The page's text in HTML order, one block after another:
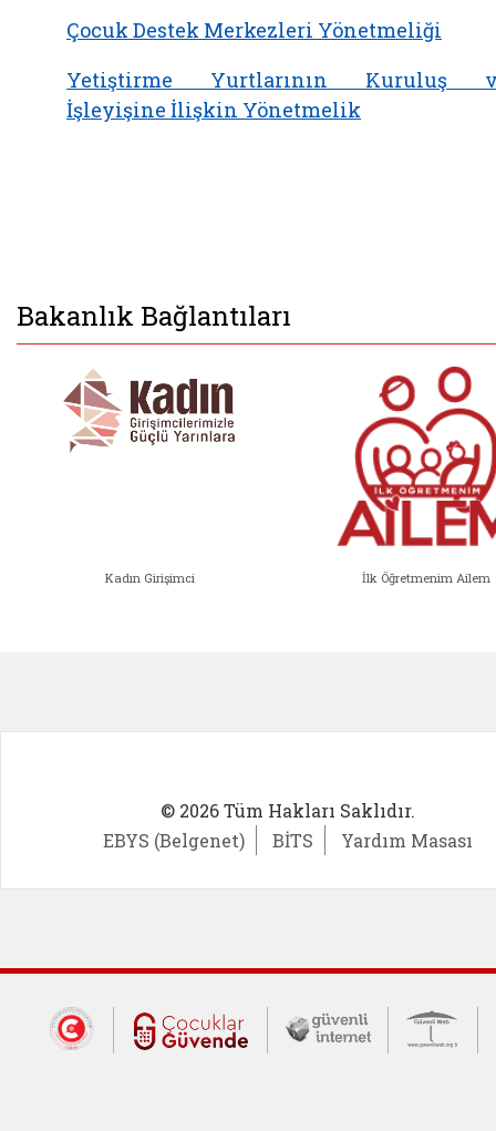
Çocuk Destek Merkezleri Yönetmeliği
Yetiştirme Yurtlarının Kuruluş
İşleyişine İlişkin Yönetmelik
Bakanlık Bağlantıları
Kadın Girişimci İlk Öğretmenim Ailem
© 2026 Tüm Hakları Saklıdır.
EBYS (Belgenet)
BİTS Yardım Masası
Dış Bağlantılar
Cumhurbaşkanlığı İletişim Merkezi
Çocuklar Güvende (yeni
Güvenli